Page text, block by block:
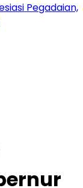
Pegadaian,